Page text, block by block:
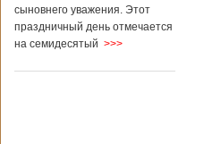
сыновнего уважения. Этот
праздничный день отмечается
на семидесятый >>>